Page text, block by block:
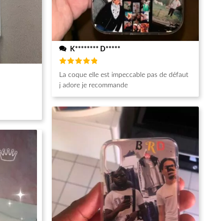
K******** D*****
Note
sur 5
La coque elle est impeccable pas de défaut
j adore je recommande